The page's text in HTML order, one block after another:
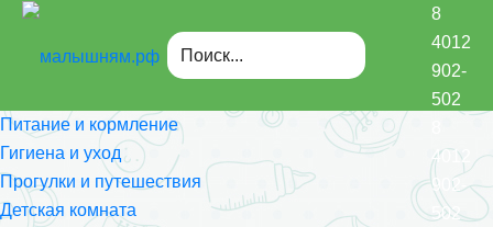
8
4012
902-
502
4012
902-
502
Питание и кормление
Гигиена и уход
Прогулки и путешествия
Детская комната